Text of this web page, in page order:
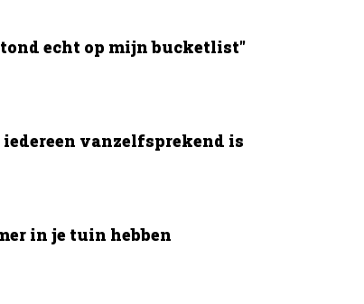
echt op mijn bucketlist"
vanzelfsprekend is
in je tuin hebben